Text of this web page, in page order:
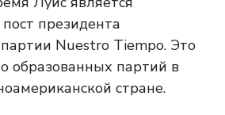
президента
Nuestro Tiempo. Это
образованных партий в
стране.